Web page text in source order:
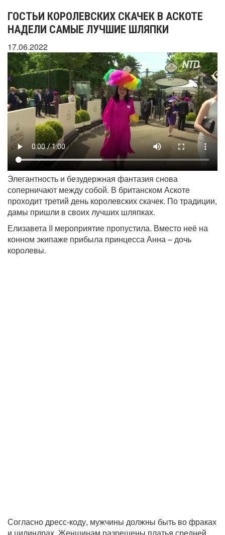
ГОСТЬИ КОРОЛЕВСКИХ СКАЧЕК В АСКОТЕ
НАДЕЛИ САМЫЕ ЛУЧШИЕ ШЛЯПКИ
17.06.2022
Элегантность и безудержная фантазия снова
соперничают между собой. В британском Аскоте
проходит третий день королевских скачек. По традиции,
дамы пришли в своих лучших шляпках.
Елизавета II мероприятие пропустила. Вместо неё на
конном экипаже прибыла принцесса Анна – дочь
королевы.
Согласно дресс-коду, мужчины должны быть во фраках